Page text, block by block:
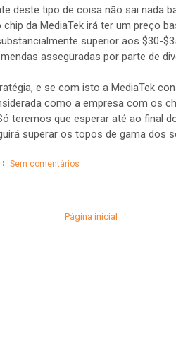
deste tipo de coisa não sai nada
da MediaTek irá ter um preço
superior aos $30-
asseguradas por parte de
e se com isto a MediaTek
como a empresa com os
teremos que esperar até ao final
superar os topos de gama dos
Sem comentários
Página inicial